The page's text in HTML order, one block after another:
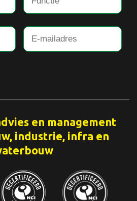
en management
industrie, infra en